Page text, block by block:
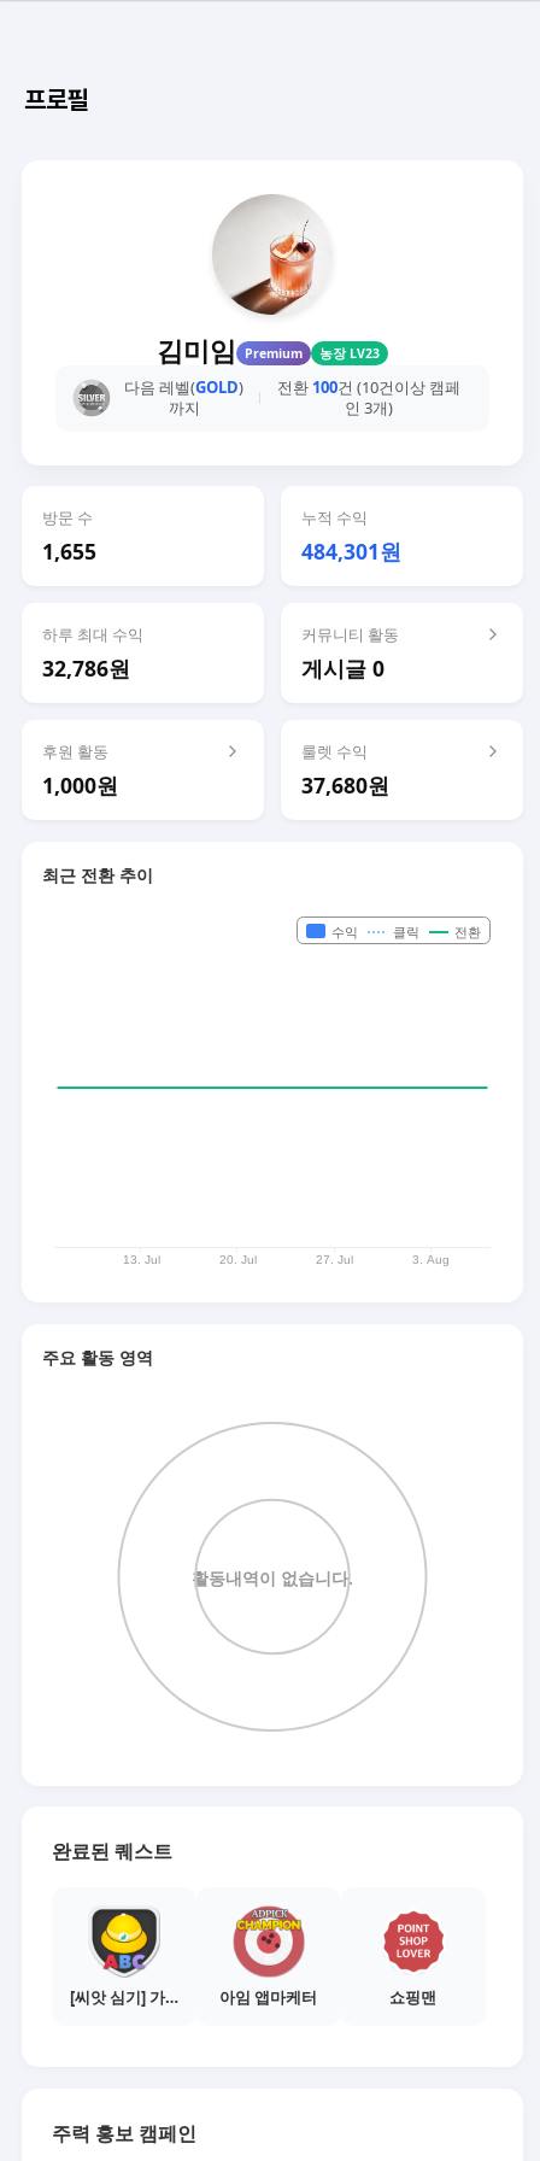
프로필
김미임 Premium 농장 LV23
다음 레벨(GOLD)
까지
전환 100건 (10건이상 캠페
인 3개)
방문 수
1,655
누적 수익
484,301원
하루 최대 수익
32,786원
커뮤니티 활동
게시글 0
후원 활동
1,000원
룰렛 수익
37,680원
최근 전환 추이
주요 활동 영역
완료된 퀘스트
[씨앗 심기] 가이드보기 - 매체별 활동 가이드 아임 앱마케터 쇼핑맨
주력 홍보 캠페인